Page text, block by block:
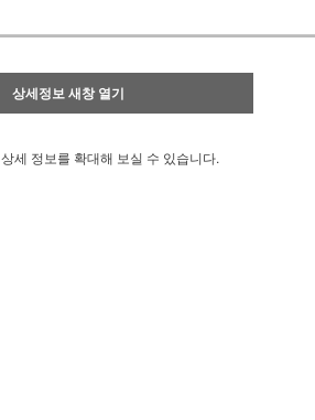
상세정보 새창 열기
상세 정보를 확대해 보실 수 있습니다.